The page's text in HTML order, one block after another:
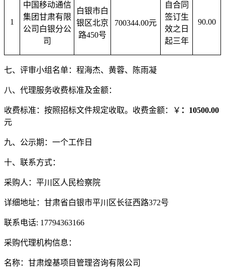
1
中国移动通信
集团甘肃有限
公司白银分公
司
白银市白
银区北京
路450号
700344.00元
自合同
签订生
效之日
起三年
90.00
七、评审小组名单：程海杰、黄蓉、陈雨凝
八、代理服务收费标准及金额：
收费标准：按照招标文件规定收取。收费金额：￥ ：10500.00
元
九、公示期：一个工作日
十、联系方式：
采购人：平川区人民检察院
详细地址：甘肃省白银市平川区长征西路372号
联系电话: 17794363166
采购代理机构信息：
名称：甘肃煌基项目管理咨询有限公司